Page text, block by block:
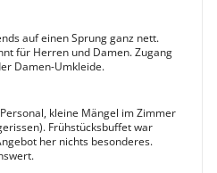
auf einen Sprung ganz nett.
für Herren und Damen. Zugang
Damen-Umkleide.
kleine Mängel im Zimmer
Frühstücksbuffet war
her nichts besonderes.